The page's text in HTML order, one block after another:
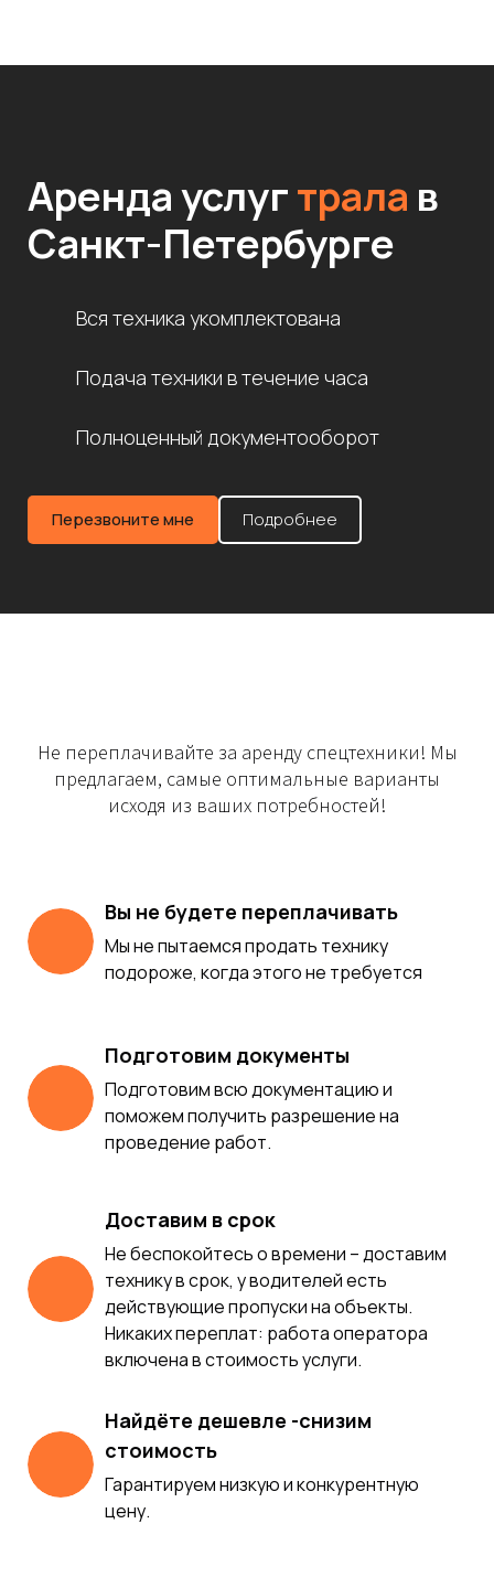
Аренда услугтрала в
Санкт-Петербурге
Вся техника укомплектована
Подача техники в течение часа
Полноценный документооборот
Перезвоните мне Подробнее
Не переплачивайте за аренду спецтехники! Мы
предлагаем, самые оптимальные варианты
исходя из ваших потребностей!
Вы не будете переплачивать
Мы не пытаемся продать технику
подороже, когда этого не требуется
Подготовим документы
Подготовим всю документацию и
поможем получить разрешение на
проведение работ.
Доставим в срок
Не беспокойтесь о времени – доставим
технику в срок, у водителей есть
действующие пропуски на объекты.
Никаких переплат: работа оператора
включена в стоимость услуги.
Найдёте дешевле -снизим
стоимость
Гарантируем низкую и конкурентную
цену.